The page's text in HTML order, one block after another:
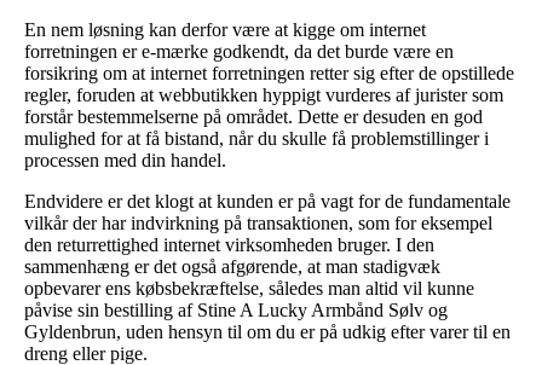
En nem løsning kan derfor være at kigge om internet
forretningen er e-mærke godkendt, da det burde være en
forsikring om at internet forretningen retter sig efter de opstillede
regler, foruden at webbutikken hyppigt vurderes af jurister som
forstår bestemmelserne på området. Dette er desuden en god
mulighed for at få bistand, når du skulle få problemstillinger i
processen med din handel.
Endvidere er det klogt at kunden er på vagt for de fundamentale
vilkår der har indvirkning på transaktionen, som for eksempel
den returrettighed internet virksomheden bruger. I den
sammenhæng er det også afgørende, at man stadigvæk
opbevarer ens købsbekræftelse, således man altid vil kunne
påvise sin bestilling af Stine A Lucky Armbånd Sølv og
Gyldenbrun, uden hensyn til om du er på udkig efter varer til en
dreng eller pige.